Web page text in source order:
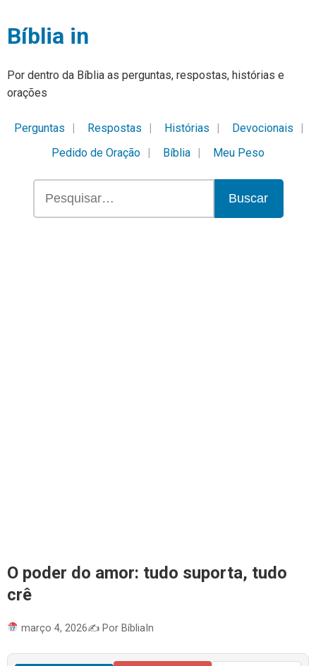
Bíblia in
Por dentro da Bíblia as perguntas, respostas, histórias e
orações
Perguntas Respostas Histórias
Devocionais
Pedido de Oração
Bíblia Meu Peso
Buscar
O poder do amor: tudo suporta, tudo
crê
março 4, 2026✍️ Por BíbliaIn